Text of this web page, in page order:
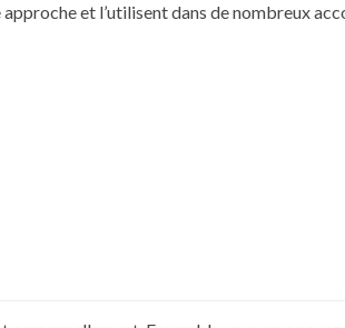
et l’utilisent dans de nombreux